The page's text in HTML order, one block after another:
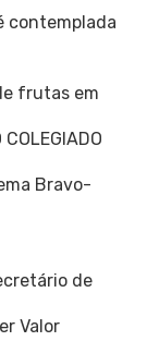
contemplada
frutas em
Bravo-
de
Valor